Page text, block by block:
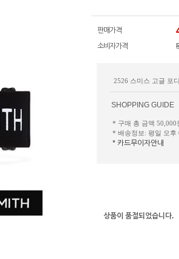
판매가격
소비자가격
2526 스미스 고글 포
SHOPPING GUIDE
* 구매 총 금액 50,000
* 배송정보: 평일 오후
* 카드무이자안내
상품이 품절되었습니다.